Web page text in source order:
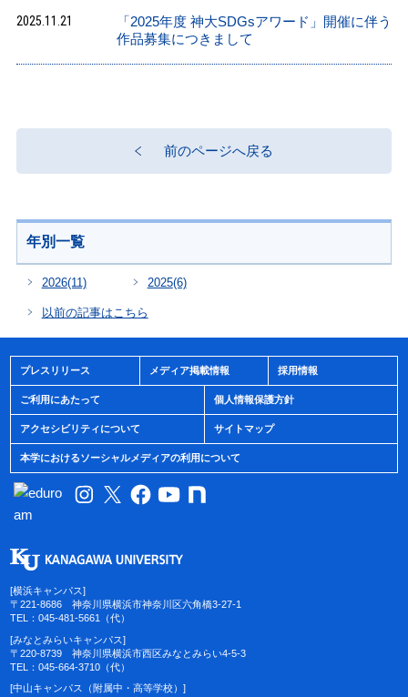
2025.11.21
「2025年度 神大SDGsアワード」開催に伴う
作品募集につきまして
前のページへ戻る
年別一覧
2026(11) 2025(6)
以前の記事はこちら
プレスリリース メディア掲載情報 採用情報
ご利用にあたって 個人情報保護方針
アクセシビリティについて サイトマップ
本学におけるソーシャルメディアの利用について
[横浜キャンパス]
〒221-8686 神奈川県横浜市神奈川区六角橋3-27-1
TEL：045-481-5661（代）
[みなとみらいキャンパス]
〒220-8739 神奈川県横浜市西区みなとみらい4-5-3
TEL：045-664-3710（代）
[中山キャンパス（附属中・高等学校）]